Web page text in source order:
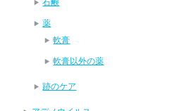
薬
軟膏
軟膏以外の薬
跡のケア